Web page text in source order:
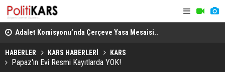
Adalet Komisyonu’nda Çerçeve Yasa Mesaisi..
Görüşmeler Tartışmalarla Başladı!
HABERLER KARS HABERLERİ KARS
Papaz'ın Evi Resmi Kayıtlarda YOK!